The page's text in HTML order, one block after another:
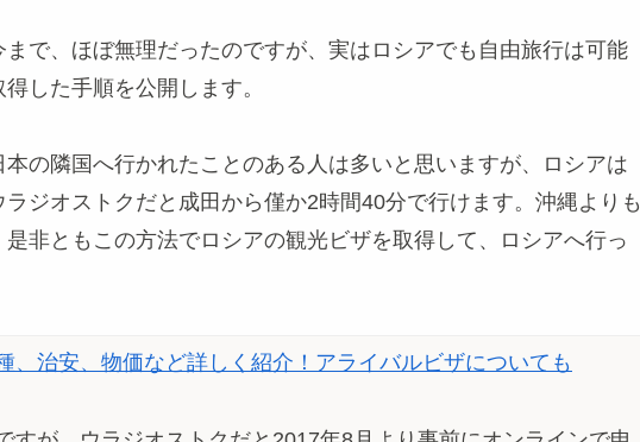
で、ほぼ無理だったのですが、実はロシアでも自由旅行は可能
した手順を公開します。
の隣国へ行かれたことのある人は多いと思いますが、ロシアは
ジオストクだと成田から僅か2時間40分で行けます。沖縄よりも
非ともこの方法でロシアの観光ビザを取得して、ロシアへ行っ
、治安、物価など詳しく紹介！アライバルビザについても